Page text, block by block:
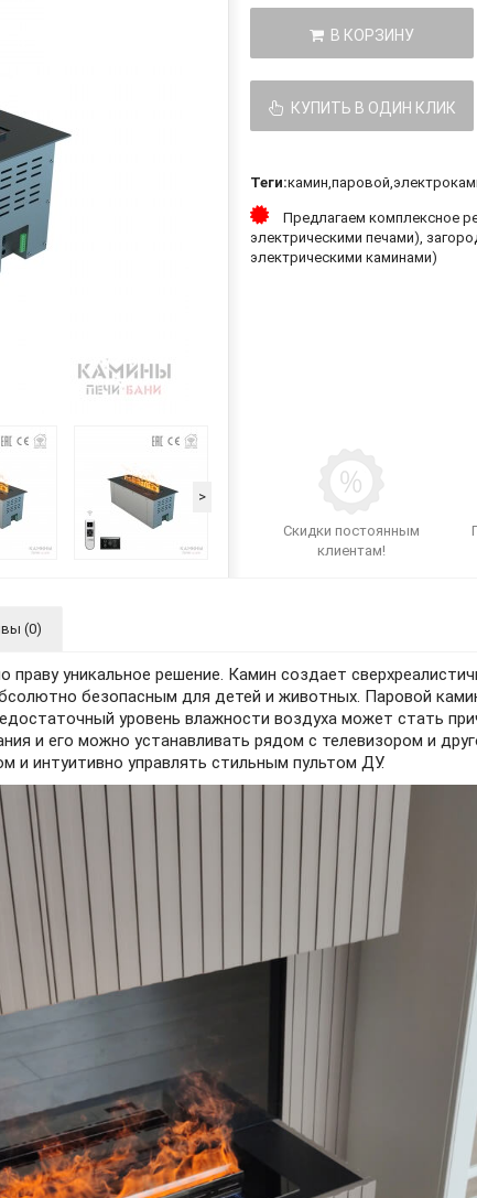
>
В КОРЗИНУ
КУПИТЬ В ОДИН КЛИК
Теги:камин,паровой,
Скидки постоянным
клиентам!
Предлагаем комплексное
электрическими печами),
электрическими каминами)
(0)
праву уникальное решение. Камин создает
безопасным для детей и животных. Паровой
уровень влажности воздуха может стать
и его можно устанавливать рядом с телевизором и
и интуитивно управлять стильным пультом ДУ.